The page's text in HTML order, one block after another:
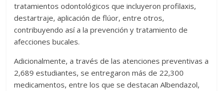
tratamientos odontológicos que incluyeron profilaxis,
destartraje, aplicación de flúor, entre otros,
contribuyendo así a la prevención y tratamiento de
afecciones bucales.
Adicionalmente, a través de las atenciones preventivas a
2,689 estudiantes, se entregaron más de 22,300
medicamentos, entre los que se destacan Albendazol,